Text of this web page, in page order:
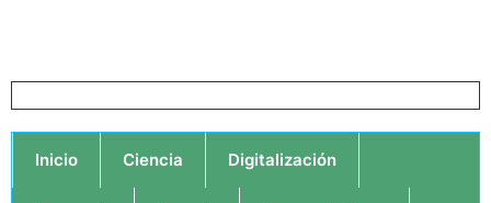
Inicio Ciencia Digitalización